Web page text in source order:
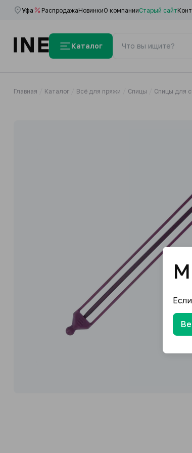
Уфа РаспродажаНовинкиО компанииСтарый сайт
Каталог
Главная Каталог Всё для пряжи Спицы Спицы для